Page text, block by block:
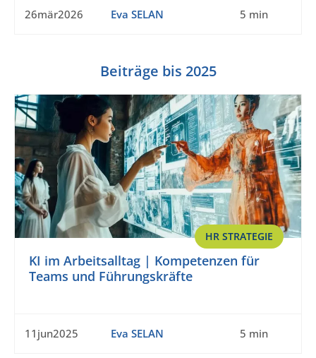
26mär2026 Eva SELAN 5 min
Beiträge bis 2025
HR STRATEGIE
KI im Arbeitsalltag | Kompetenzen für
Teams und Führungskräfte
11jun2025 Eva SELAN 5 min